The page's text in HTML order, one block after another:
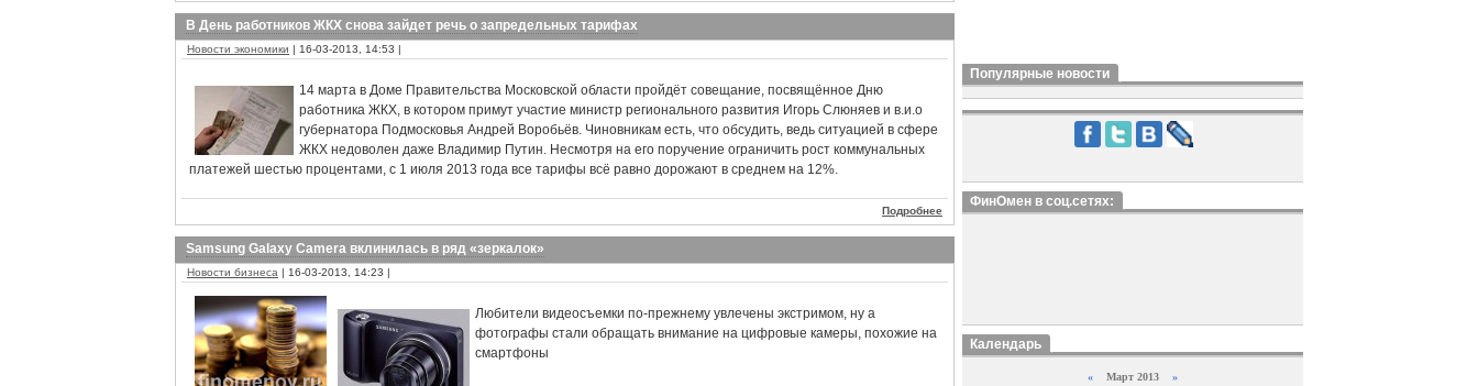
В День работников ЖКХ снова зайдет речь о запредельных тарифах
Новости экономики | 16-03-2013, 14:53 |
14 марта в Доме Правительства Московской области пройдёт совещание, посвящённое Дню
работника ЖКХ, в котором примут участие министр регионального развития Игорь Слюняев и в.и.о
губернатора Подмосковья Андрей Воробьёв. Чиновникам есть, что обсудить, ведь ситуацией в сфере
ЖКХ недоволен даже Владимир Путин. Несмотря на его поручение ограничить рост коммунальных
платежей шестью процентами, с 1 июля 2013 года все тарифы всё равно дорожают в среднем на 12%.
Подробнее
Samsung Galaxy Camera вклинилась в ряд «зеркалок»
Новости бизнеса | 16-03-2013, 14:23 |
Любители видеосъемки по-прежнему увлечены экстримом, ну а
фотографы стали обращать внимание на цифровые камеры, похожие на
смартфоны
Популярные новости
ФинОмен в соц.сетях:
Календарь
« Март 2013 »